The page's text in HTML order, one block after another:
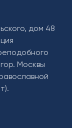
дом 48
Москвы